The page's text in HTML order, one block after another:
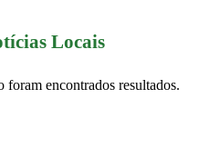
Locais
foram encontrados resultados.